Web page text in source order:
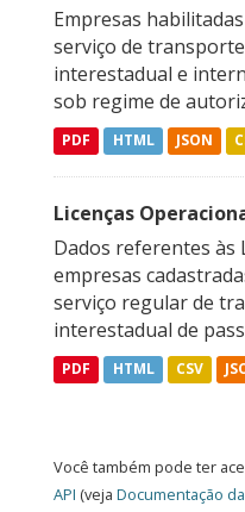
Empresas
serviço de
interestadual e
sob regime de
PDF HTML JSON
Licenças
Dados referentes às
empresas
serviço regular de
interestadual de
PDF HTML CSV
Você também pode ter
API (veja Documentação da